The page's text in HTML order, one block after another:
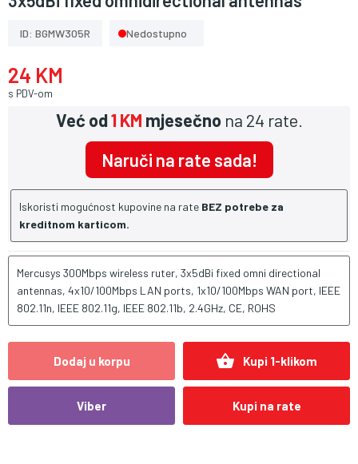
ID: BGMW305R Nedostupno
24 KM
s PDV-om
Već od1 KM mjesečno na 24 rate.
Naruči na rate sada!
Iskoristi mogućnost kupovine na rate BEZ potrebe za
kreditnom karticom.
Mercusys 300Mbps wireless ruter, 3x5dBi fixed omni directional
antennas, 4x10/100Mbps LAN ports, 1x10/100Mbps WAN port, IEEE
802.11n, IEEE 802.11g, IEEE 802.11b, 2.4GHz, CE, ROHS
Dodaj u korpu shopping_basket Kupi 1-klikom
Viber Kupi na rate